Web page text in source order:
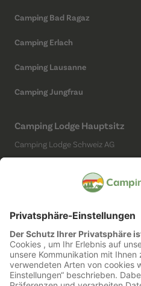
Camping Bad Ragaz
Camping Erlach
Camping Lausanne
Camping Jungfrau
Camping Lodge Hauptsitz
Camping Lodge Schweiz AG
Social Media